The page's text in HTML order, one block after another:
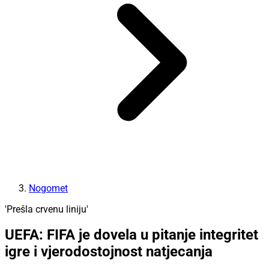
Nogomet
'Prešla crvenu liniju'
UEFA: FIFA je dovela u pitanje integritet
igre i vjerodostojnost natjecanja